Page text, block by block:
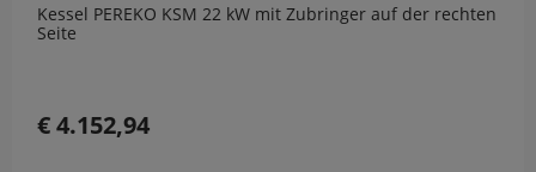
Kessel PEREKO KSM 22 kW mit Zubringer auf der rechten
Seite
€ 4.152,94